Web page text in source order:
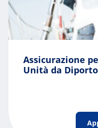
Assicurazione
Unità da Diporto